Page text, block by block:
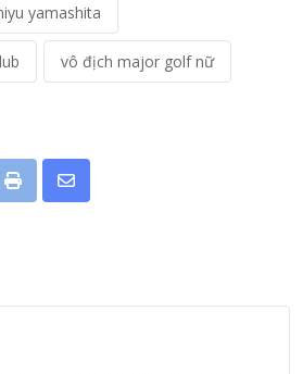
yamashita
vô địch major golf nữ
Print
Share